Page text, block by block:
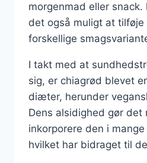
morgenmad eller
det også muligt at
forskellige
I takt med at
sig, er chiagrød blevet
diæter, herunder
Dens alsidighed gør det
inkorporere den i
hvilket har bidraget til